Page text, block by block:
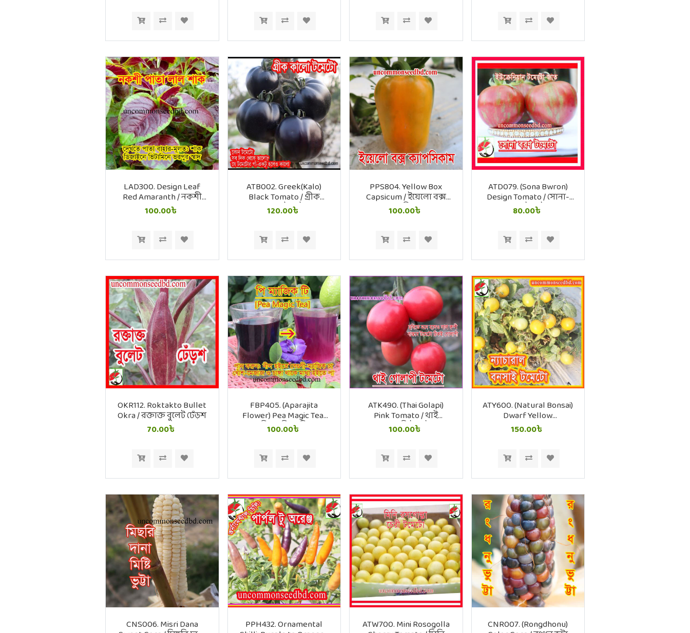
LAD300. Design Leaf
Red Amaranth / নকশী
পাতা লাল শাক
100.00৳
ATB002. Greek(Kalo)
Black Tomato / গ্রীক
কালো টমেটো
120.00৳
PPS804. Yellow Box
Capsicum / ইয়েলো বক্স
ক্যাপসিকাম
100.00৳
ATD079. (Sona Bwron)
Design Tomato / সোনা-
বরণ টমেটো
80.00৳
OKR112. Roktakto Bullet
Okra / রক্তাক্ত বুলেট ঢেঁড়শ
70.00৳
FBP405. (Aparajita
Flower) Pea Magic Tea/
পি ম্যাজিক টি
100.00৳
ATK490. (Thai Golapi)
Pink Tomato / থাই
গোলাপী টমেটো
100.00৳
ATY600. (Natural Bonsai)
Dwarf Yellow
CherryTomato / ন্যাচারাল
বনসাই টমেটো
150.00৳
CNS006. Misri Dana PPH432. Ornamental ATW700. Mini Rosogolla CNR007. (Rongdhonu)